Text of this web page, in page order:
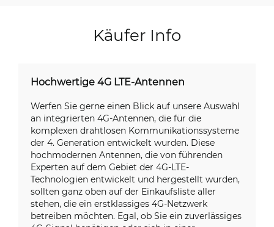
Käufer Info
Hochwertige 4G LTE-Antennen
Werfen Sie gerne einen Blick auf unsere Auswahl
an integrierten 4G-Antennen, die für die
komplexen drahtlosen Kommunikationssysteme
der 4. Generation entwickelt wurden. Diese
hochmodernen Antennen, die von führenden
Experten auf dem Gebiet der 4G-LTE-
Technologien entwickelt und hergestellt wurden,
sollten ganz oben auf der Einkaufsliste aller
stehen, die ein erstklassiges 4G-Netzwerk
betreiben möchten. Egal, ob Sie ein zuverlässiges